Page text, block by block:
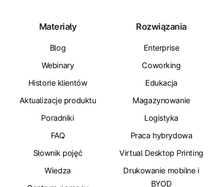
Materiały
Blog
Webinary
Historie klientów
Aktualizacje produktu
Poradniki
FAQ
Słownik pojęć
Wiedza
Rozwiązania
Enterprise
Coworking
Edukacja
Magazynowanie
Logistyka
Praca hybrydowa
Virtual Desktop Printing
Drukowanie mobilne i
BYOD